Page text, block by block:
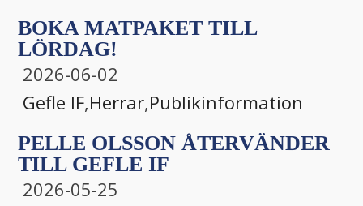
BOKA MATPAKET TILL
LÖRDAG!
2026-06-02
Gefle IF,Herrar,Publikinformation
PELLE OLSSON ÅTERVÄNDER
TILL GEFLE IF
2026-05-25